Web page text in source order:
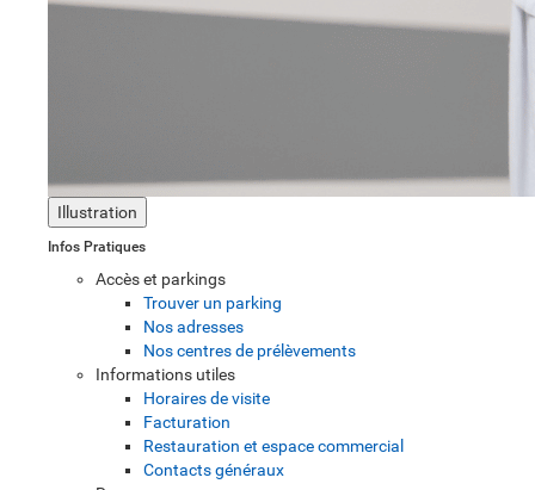
Illustration
Infos Pratiques
Accès et parkings
Trouver un parking
Nos adresses
Nos centres de prélèvements
Informations utiles
Horaires de visite
Facturation
Restauration et espace commercial
Contacts généraux